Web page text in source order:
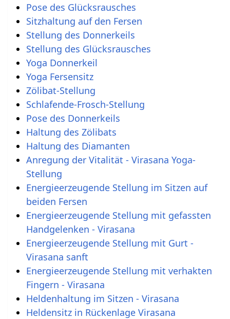
Pose des Glücksrausches
Sitzhaltung auf den Fersen
Stellung des Donnerkeils
Stellung des Glücksrausches
Yoga Donnerkeil
Yoga Fersensitz
Zölibat-Stellung
Schlafende-Frosch-Stellung
Pose des Donnerkeils
Haltung des Zölibats
Haltung des Diamanten
Anregung der Vitalität - Virasana Yoga-
Stellung
Energieerzeugende Stellung im Sitzen auf
beiden Fersen
Energieerzeugende Stellung mit gefassten
Handgelenken - Virasana
Energieerzeugende Stellung mit Gurt -
Virasana sanft
Energieerzeugende Stellung mit verhakten
Fingern - Virasana
Heldenhaltung im Sitzen - Virasana
Heldensitz in Rückenlage Virasana